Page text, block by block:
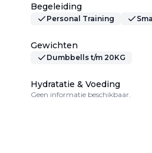
Begeleiding
Personal Training
Gewichten
Dumbbells t/m 20KG
Hydratatie & Voeding
Geen informatie beschikbaar.